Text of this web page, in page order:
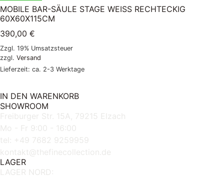
MOBILE BAR-SÄULE STAGE WEISS RECHTECKIG 6
0X60X115CM
390,00 €
Zzgl. 19% Umsatzsteuer
zzgl. Versand
Lieferzeit: ca. 2-3 Werktage
IN DEN WARENKORB
SHOWROOM
Freiburger Str. 15A, 79215 Elzach
Mo - Fr 9:00 - 16:00
tel: +49 7682 9259959
kontakt@thefinecollection.de
LAGER
LAGER NORD: